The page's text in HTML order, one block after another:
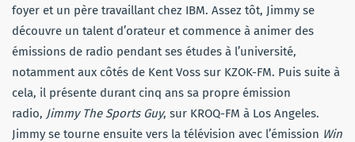
foyer et un père travaillant chez IBM. Assez tôt, Jimmy se
découvre un talent d’orateur et commence à animer des
émissions de radio pendant ses études à l’université,
notamment aux côtés de Kent Voss sur KZOK-FM. Puis suite à
cela, il présente durant cinq ans sa propre émission
radio, Jimmy The Sports Guy, sur KROQ-FM à Los Angeles.
Jimmy se tourne ensuite vers la télévision avec l’émission Win